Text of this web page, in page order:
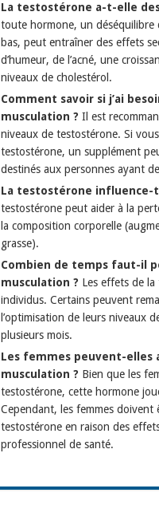
La testostérone a-t-elle
toute hormone, un déséquilibre
bas, peut entraîner des effets
d’humeur, de l’acné, une
niveaux de cholestérol.
Comment savoir si j’ai
musculation ? Il est
niveaux de testostérone. Si
testostérone, un supplément
destinés aux personnes ayant
La testostérone influence-
testostérone peut aider à la
la composition corporelle
grasse).
Combien de temps faut-il
musculation ? Les effets de
individus. Certains peuvent
l’optimisation de leurs niveaux
plusieurs mois.
Les femmes peuvent-elles
musculation ? Bien que les
testostérone, cette hormone
Cependant, les femmes
testostérone en raison des
professionnel de santé.